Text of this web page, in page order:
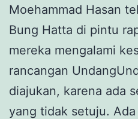
Moehammad Hasan
Bung Hatta di pintu
mereka mengalami
rancangan
diajukan, karena ada
yang tidak setuju.